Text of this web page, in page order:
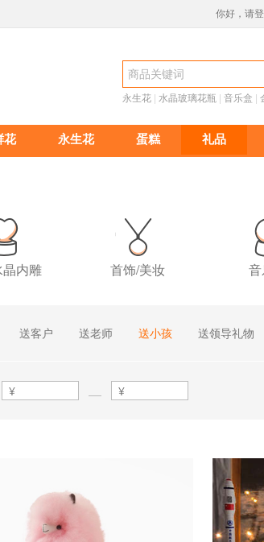
你好，请
永生花 水晶玻璃花瓶 音乐盒
花 永生花 蛋糕 礼品
内雕 首饰/美妆
送客户 送老师 送小孩 送领导礼物